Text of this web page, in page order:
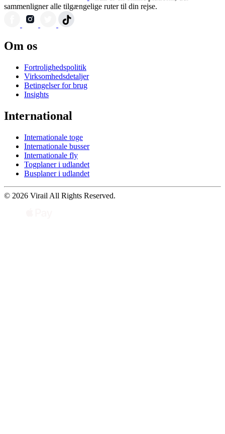
sammenligner alle tilgængelige ruter til din rejse.
Om os
Fortrolighedspolitik
Virksomhedsdetaljer
Betingelser for brug
Insights
International
Internationale toge
Internationale busser
Internationale fly
Togplaner i udlandet
Busplaner i udlandet
© 2026 Virail All Rights Reserved.